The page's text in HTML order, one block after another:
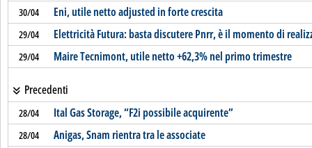
30/04 Eni, utile netto adjusted in forte crescita
29/04 Elettricità Futura: basta discutere Pnrr, è il momento di
29/04 Maire Tecnimont, utile netto +62,3% nel primo trimestre
Precedenti
28/04 Ital Gas Storage, “F2i possibile acquirente”
28/04 Anigas, Snam rientra tra le associate